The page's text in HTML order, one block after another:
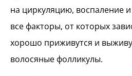
на циркуляцию, воспаление
все факторы, от которых
хорошо приживутся и
волосяные фолликулы.